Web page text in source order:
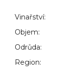
Vinařství:
Objem:
Odrůda:
Region:
e
e